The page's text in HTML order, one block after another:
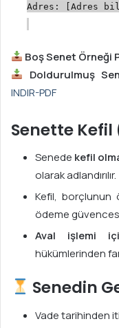
Adres: [Adres
Boş Senet Örneği
Doldurulmuş
INDIR-PDF
Senette
Senede kefil
olarak adlandırılır.
Kefil, borçlunun
ödeme
Aval işlemi
hükümlerinden
Senedin
Vade tarihinden